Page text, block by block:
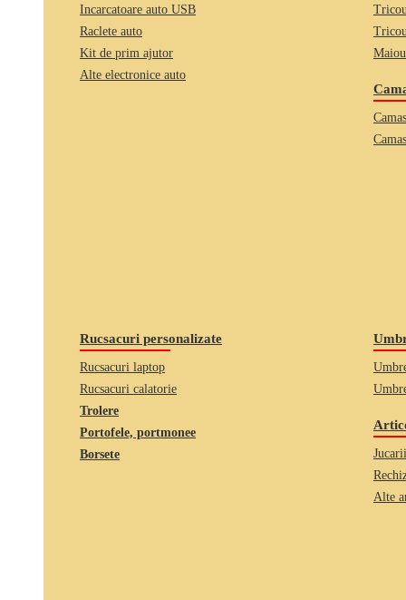
Incarcatoare auto USB
Raclete auto
Kit de prim ajutor
Alte electronice auto
Rucsacuri personalizate
Rucsacuri laptop
Rucsacuri calatorie
Trolere
Portofele, portmonee
Borsete
Jucarii
Alte